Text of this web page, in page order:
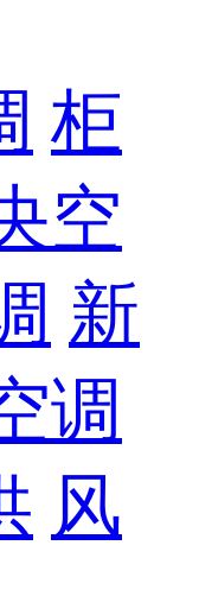
柜
空
新
调
风